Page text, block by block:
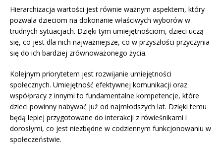
Hierarchizacja wartości jest równie ważnym aspektem, który
pozwala dzieciom na dokonanie właściwych wyborów w
trudnych sytuacjach. Dzięki tym umiejętnościom, dzieci uczą
się, co jest dla nich najważniejsze, co w przyszłości przyczynia
się do ich bardziej zrównoważonego życia.
Kolejnym priorytetem jest rozwijanie umiejętności
społecznych. Umiejętność efektywnej komunikacji oraz
współpracy z innymi to fundamentalne kompetencje, które
dzieci powinny nabywać już od najmłodszych lat. Dzięki temu
będą lepiej przygotowane do interakcji z rówieśnikami i
dorosłymi, co jest niezbędne w codziennym funkcjonowaniu w
społeczeństwie.